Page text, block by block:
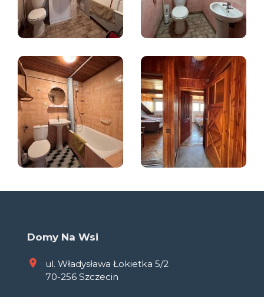
Domy Na Wsi
ul. Władysława Łokietka 5/2
70-256 Szczecin